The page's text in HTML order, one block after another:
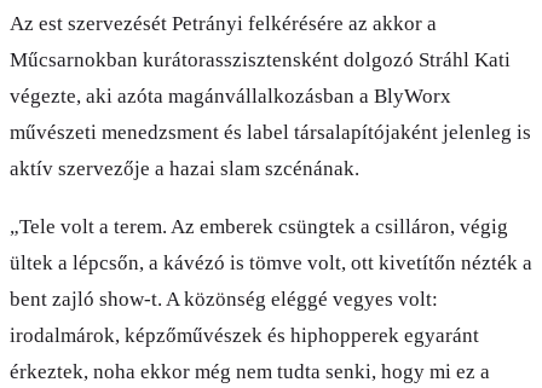
Az est szervezését Petrányi felkérésére az akkor a
Műcsarnokban kurátorasszisztensként dolgozó Stráhl Kati
végezte, aki azóta magánvállalkozásban a BlyWorx
művészeti menedzsment és label társalapítójaként jelenleg is
aktív szervezője a hazai slam szcénának.
„Tele volt a terem. Az emberek csüngtek a csilláron, végig
ültek a lépcsőn, a kávézó is tömve volt, ott kivetítőn nézték a
bent zajló show-t. A közönség eléggé vegyes volt:
irodalmárok, képzőművészek és hiphopperek egyaránt
érkeztek, noha ekkor még nem tudta senki, hogy mi ez a